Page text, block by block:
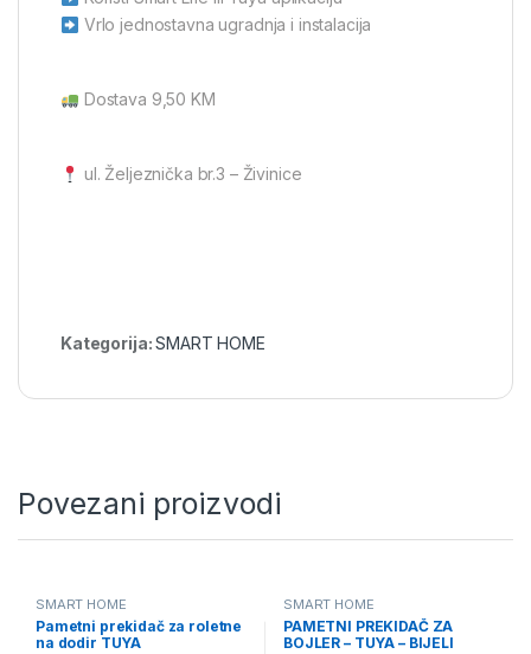
Vrlo jednostavna ugradnja i instalacija
Dostava 9,50 KM
ul. Željeznička br.3 – Živinice
Kategorija:SMART HOME
Povezani proizvodi
SMART HOME
Pametni prekidač za roletne
na dodir TUYA
SMART HOME
PAMETNI PREKIDAČ ZA
BOJLER – TUYA – BIJELI